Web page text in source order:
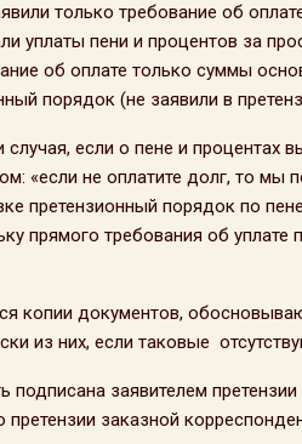
только требование об
уплаты пени и процентов за
об оплате только суммы
порядок (не заявили в
если о пене и процентах
«если не оплатите долг, то мы
претензионный порядок по
прямого требования об уплате
копии документов,
из них, если таковые
подписана заявителем
претензии заказной